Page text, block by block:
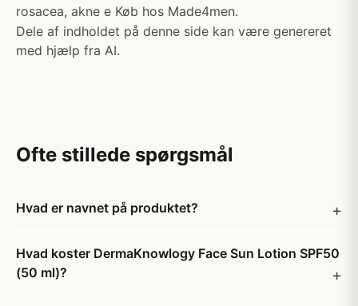
rosacea, akne e Køb hos Made4men.
Dele af indholdet på denne side kan være genereret
med hjælp fra AI.
Ofte stillede spørgsmål
Hvad er navnet på produktet?
Hvad koster DermaKnowlogy Face Sun Lotion SPF50
(50 ml)?